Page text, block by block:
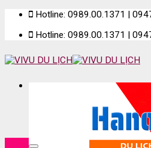
Skip
content
Hotline: 0989.00.1371 |
Hotline: 0989.00.1371 |